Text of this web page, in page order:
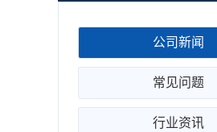
公司新闻
常见问题
行业资讯